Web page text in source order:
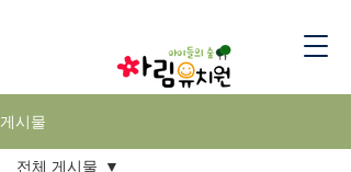
게시물
전체 게시물